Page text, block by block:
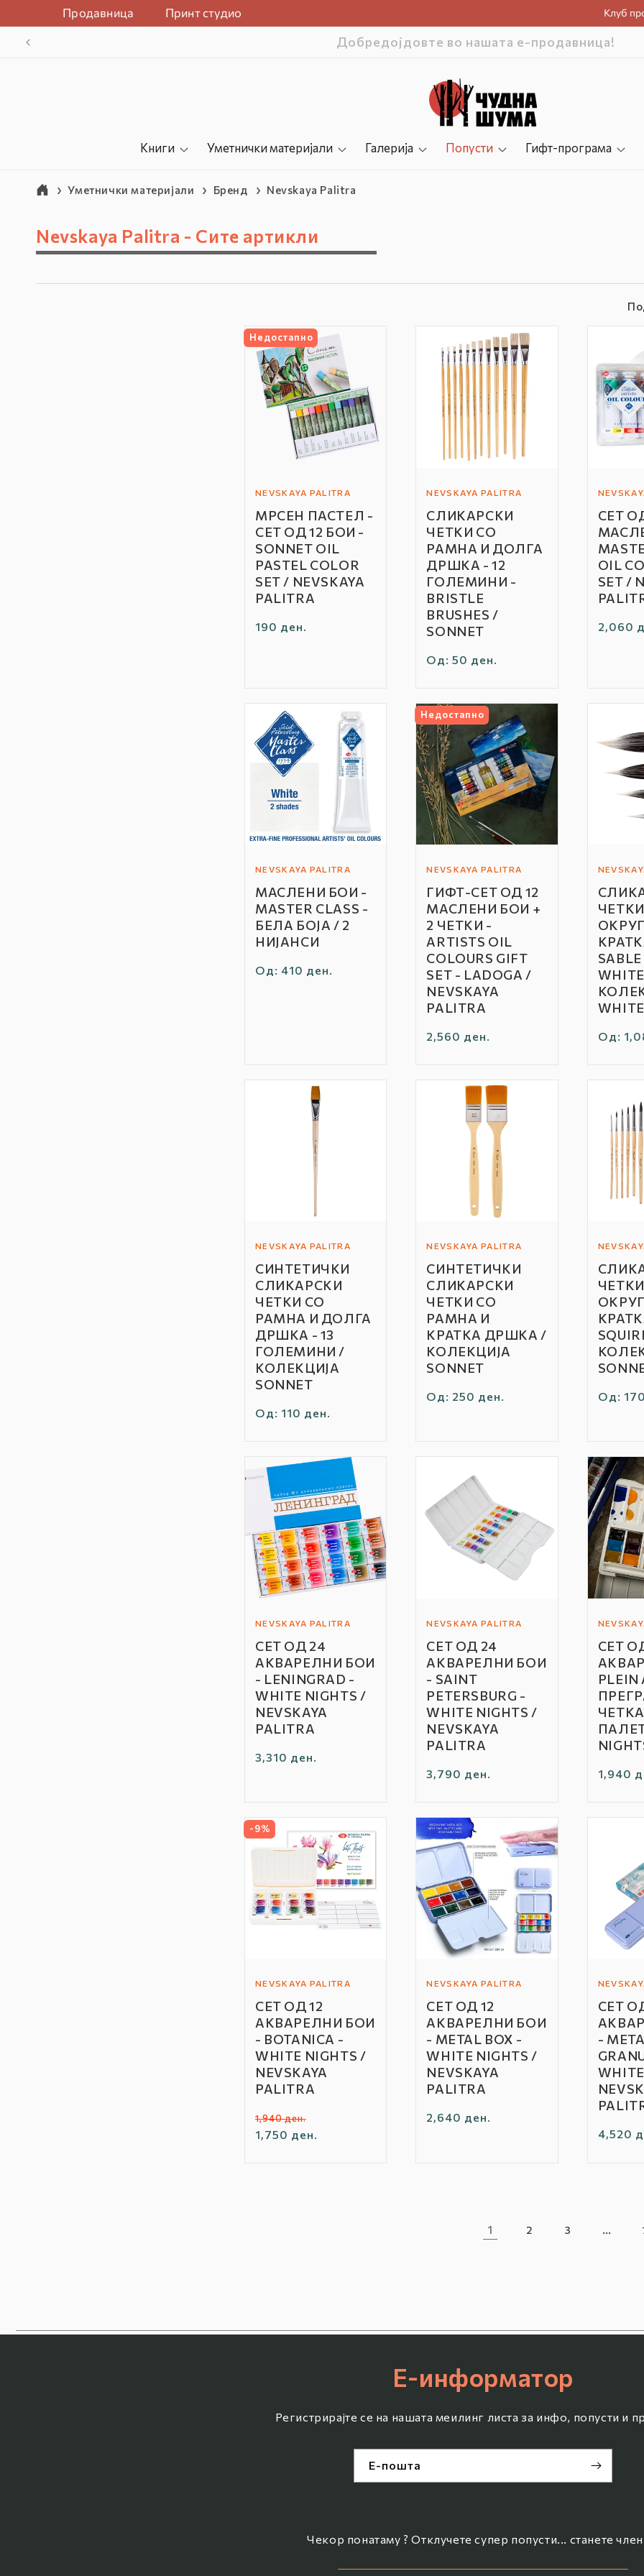
Прејдете на
содржината
Продавница Принт студио Клуб
-10% на прва нарачка ! Купон при плаќање:
Книги Уметнички материјали Галерија Попусти Гифт-програма
Уметнички материјали Бренд Nevskaya Palitra
К
о
л
Nevskaya Palitra - Сите артикли
Недостапно
Автор
/
Бренд:
NEVSKAYA PALITRA
МРСЕН ПАСТЕЛ -
СЕТ ОД 12 БОИ -
SONNET OIL
PASTEL COLOR
SET / NEVSKAYA
PALITRA
Редовна
190 ден.
Автор
/
Бренд:
NEVSKAYA PALITRA
СЛИКАРСКИ
ЧЕТКИ СО
РАМНА И ДОЛГА
ДРШКА - 12
ГОЛЕМИНИ -
ВRISTLE
BRUSHES /
SONNET
Редовна
Од: 50 ден.
Автор
/
Бренд:
СЕТ
OIL
SET /
2,060
Автор
/
Бренд:
NEVSKAYA PALITRA
МАСЛЕНИ БОИ -
MASTER CLASS -
БЕЛА БОЈА / 2
НИЈАНСИ
Редовна
Од: 410 ден.
Недостапно
Автор
/
Бренд:
NEVSKAYA PALITRA
ГИФТ-СЕТ ОД 12
МАСЛЕНИ БОИ +
2 ЧЕТКИ -
ARTISTS OIL
COLOURS GIFT
SET - LADOGA /
NEVSKAYA
PALITRA
Редовна
2,560 ден.
Автор
/
Бренд:
Од:
Автор
/
Бренд:
NEVSKAYA PALITRA
СИНТЕТИЧКИ
СЛИКАРСКИ
ЧЕТКИ СО
РАМНА И ДОЛГА
ДРШКА - 13
ГОЛЕМИНИ /
КОЛЕКЦИЈА
SONNET
Редовна
Од: 110 ден.
Автор
/
Бренд:
NEVSKAYA PALITRA
СИНТЕТИЧКИ
СЛИКАРСКИ
ЧЕТКИ СО
РАМНА И
КРАТКА ДРШКА /
КОЛЕКЦИЈА
SONNET
Редовна
Од: 250 ден.
Автор
/
Бренд:
Од:
Автор
/
Бренд:
NEVSKAYA PALITRA
СЕТ ОД 24
АКВАРЕЛНИ БОИ
- LENINGRAD -
WHITE NIGHTS /
NEVSKAYA
PALITRA
Редовна
3,310 ден.
Автор
/
Бренд:
NEVSKAYA PALITRA
СЕТ ОД 24
АКВАРЕЛНИ БОИ
- SAINT
PETERSBURG -
WHITE NIGHTS /
NEVSKAYA
PALITRA
Редовна
3,790 ден.
Автор
/
Бренд:
СЕТ
PLEIN
ЧЕТКА
1,940
-9%
Автор
/
Бренд:
NEVSKAYA PALITRA
СЕТ ОД 12
АКВАРЕЛНИ БОИ
- BOTANICA -
WHITE NIGHTS /
NEVSKAYA
PALITRA
Редовна
цена
1,940 ден.
цена
1,750 ден.
Автор
/
Бренд:
NEVSKAYA PALITRA
СЕТ ОД 12
АКВАРЕЛНИ БОИ
- METAL BOX -
WHITE NIGHTS /
NEVSKAYA
PALITRA
Редовна
2,640 ден.
Автор
/
Бренд:
СЕТ
-
4,520
1 2 3 …
Е-информатор
Регистрирајте се на нашата меилинг листа за инфо, попусти и
Е-пошта
Чекор понатаму ? Отклучете супер попусти... станете член